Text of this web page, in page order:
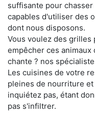
suffisante pour
capables d'utiliser des
dont nous disposons.
Vous voulez des
empêcher ces
chante ? nos
Les cuisines de votre
pleines de nourriture
inquiétez pas, étant
pas s'infiltrer.